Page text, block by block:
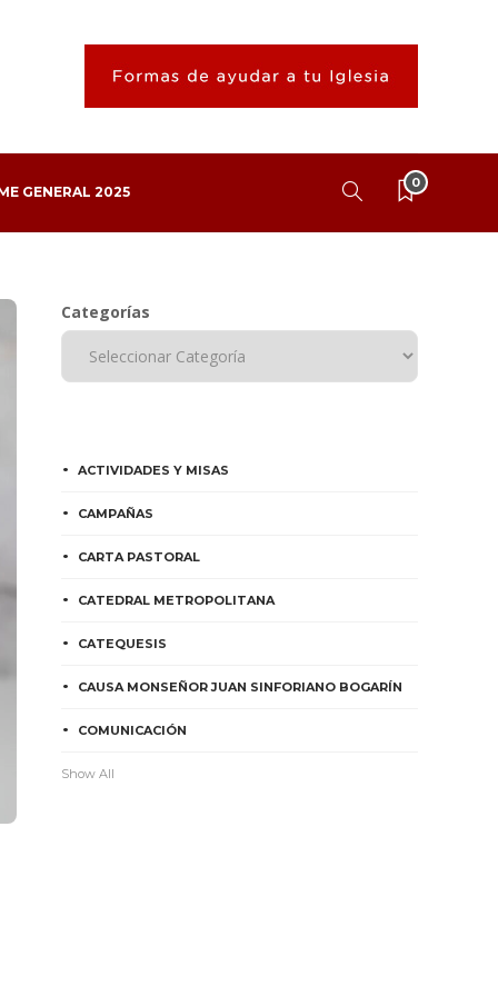
GENERAL 2025
0
Categorías
ACTIVIDADES Y MISAS
CAMPAÑAS
CARTA PASTORAL
CATEDRAL METROPOLITANA
CATEQUESIS
CAUSA MONSEÑOR JUAN SINFORIANO BOGARÍN
COMUNICACIÓN
Show All